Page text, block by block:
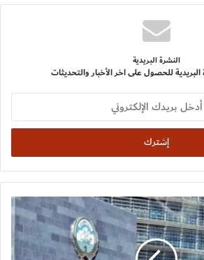
النشرة البريدية
للحصول على اخر الأخبار والتحديثات